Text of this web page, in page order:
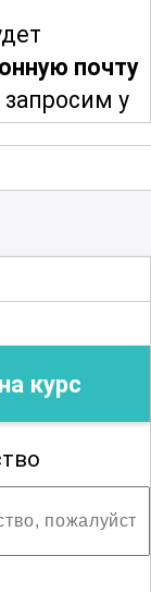
. Эти
почту
у
для
курс